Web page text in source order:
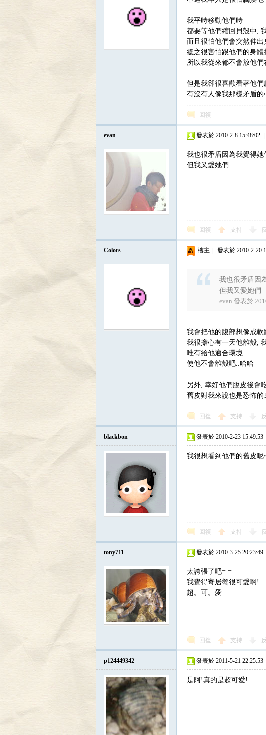
我平時移動他們時
都要等他們縮回貝殼中,
而且很怕他們會突然伸出
總之很害怕跟他們的身
所以我從來都不會放他
但是我卻很喜歡看著他們
有沒有人像我那樣矛盾的
回復
evan 發表於 2010-2-8 15:48:02
我也很矛盾因為我覺得
但我又愛她們
回復 支持
Colors 樓主 發表於 2010-2-20
我也很矛盾因
但我又愛她們
evan 發表於
我會把他的腹部想像成
我很擔心有一天他離殼,
唯有給他適合環境
使他不會離殼吧..哈哈
另外, 幸好他們脫皮後會
舊皮對我來說也是恐怖的
回復 支持
blackbon 發表於 2010-2-23 15:49:53
我很想看到他們的舊皮呢
回復 支持
tony711 發表於 2010-3-25 20:23:49
太誇張了吧= =
我覺得寄居蟹很可愛啊!
超。可。愛
回復 支持
p124449342 發表於 2011-5-21 22:25:53
是阿!真的是超可愛!